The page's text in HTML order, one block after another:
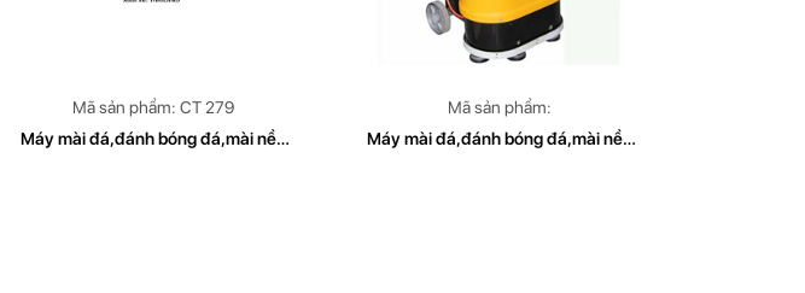
Mã sản phẩm: CT 279
Máy mài đá,đánh bóng đá,mài nền
Mã sản phẩm:
Máy mài đá,đánh bóng đá,mài nền